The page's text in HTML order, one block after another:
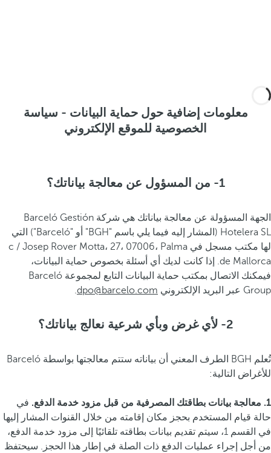
معلومات إضافية حول حماية البيانات - سياسة
الخصوصية للموقع الإلكتروني
1- من المسؤول عن معالجة بياناتك؟
الجهة المسؤولة عن معالجة بياناتك هي شركة Barceló Gestión
Hotelera SL (المشار إليه فيما يلي باسم "BGH" أو "Barceló") التي
لها مكتب مسجل في c / Josep Rover Motta، 27، 07006، Palma
de Mallorca. إذا كانت لديك أي أسئلة بخصوص حماية البيانات،
فيمكنك الاتصال بمكتب حماية البيانات التابع لمجموعة Barceló
Group عبر البريد الإلكتروني
dpo@barcelo.com
.
2- لأي غرض وبأي شرعية نعالج بياناتك؟
تُعلم BGH الطرف المعني أن بياناته ستتم معالجتها بواسطة Barceló
للأغراض التالية:
1. معالجة بيانات بطاقتك المصرفية من قبل مزود خدمة الدفع.
في
حالة قيام المستخدم بحجز مكان إقامته من خلال القنوات المشار إليها
في القسم 1، سيتم تقديم بيانات بطاقته تلقائيًا إلى مزود خدمة الدفع،
من أجل إجراء عمليات الدفع ذات الصلة في إطار هذا الحجز. سيحتفظ